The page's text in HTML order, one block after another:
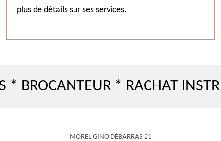
plus de détails sur ses services.
* RACHAT
MOREL GINO DÉBARRAS 21